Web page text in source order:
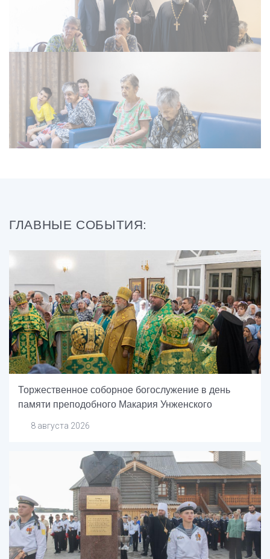
ГЛАВНЫЕ СОБЫТИЯ:
Торжественное соборное богослужение в день
памяти преподобного Макария Унженского
8 августа 2026